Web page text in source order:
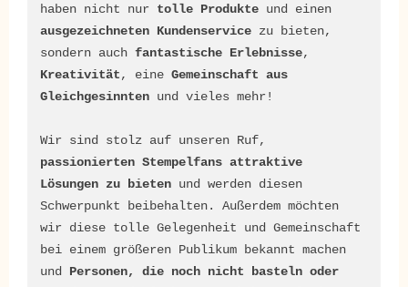
haben nicht nur tolle Produkte
ausgezeichneten Kundenservice zu bieten,
sondern auch fantastische Erlebnisse
Kreativität, eine Gemeinschaft aus
Gleichgesinnten und vieles mehr!
passionierten Stempelfans attraktive
Lösungen zu bieten und werden diesen
Schwerpunkt beibehalten. Außerdem möchten
wir diese tolle Gelegenheit und Gemeinschaft
bei einem größeren Publikum bekannt machen
und
Personen, die noch nicht basteln oder